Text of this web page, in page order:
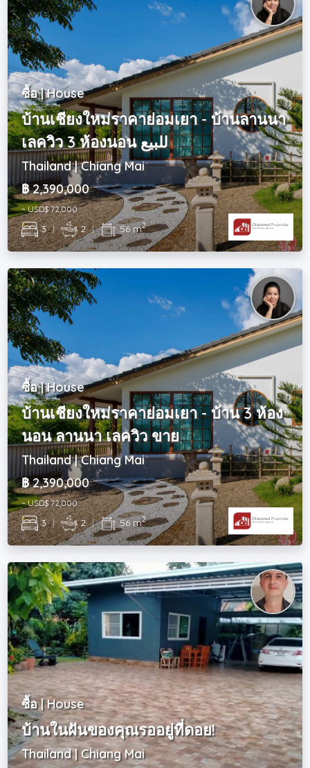
ซื้อ | House
บ้านเชียงใหม่ราคาย่อมเยา - บ้านลานนา
เลควิว 3 ห้องนอน للبيع
Thailand | Chiang Mai
฿ 2,390,000
~ USD$ 72,000
3 | 2 | 56 m2
ซื้อ | House
บ้านเชียงใหม่ราคาย่อมเยา - บ้าน 3 ห้อง
นอน ลานนา เลควิว ขาย
Thailand | Chiang Mai
฿ 2,390,000
~ USD$ 72,000
3 | 2 | 56 m2
ซื้อ | House
บ้านในฝันของคุณรออยู่ที่ดอย!
Thailand | Chiang Mai